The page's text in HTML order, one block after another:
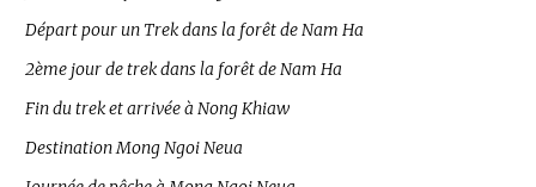
Départ pour un Trek dans la forêt de Nam Ha
2ème jour de trek dans la forêt de Nam Ha
Fin du trek et arrivée à Nong Khiaw
Destination Mong Ngoi Neua